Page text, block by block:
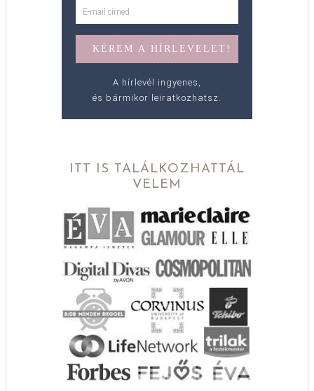
A hírlevél ingyenes,
és bármikor leiratkozhatsz.
ITT IS TALÁLKOZHATTÁL
VELEM